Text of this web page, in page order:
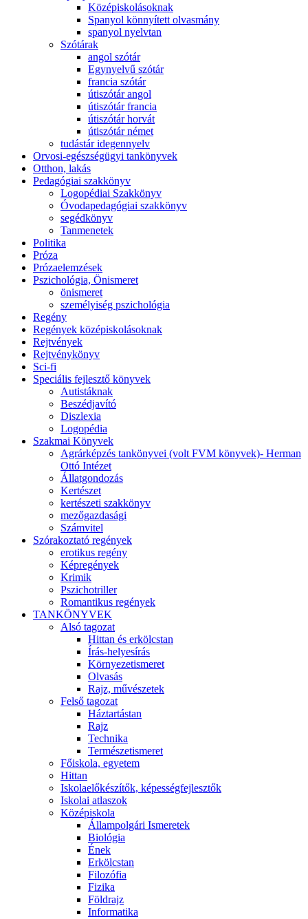
Középiskolásoknak
Spanyol könnyített olvasmány
spanyol nyelvtan
Szótárak
angol szótár
Egynyelvű szótár
francia szótár
útiszótár angol
útiszótár francia
útiszótár horvát
útiszótár német
tudástár idegennyelv
Orvosi-egészségügyi tankönyvek
Otthon, lakás
Pedagógiai szakkönyv
Logopédiai Szakkönyv
Óvodapedagógiai szakkönyv
segédkönyv
Tanmenetek
Politika
Próza
Prózaelemzések
Pszichológia, Önismeret
önismeret
személyiség pszichológia
Regény
Regények középiskolásoknak
Rejtvények
Rejtvénykönyv
Sci-fi
Speciális fejlesztő könyvek
Autistáknak
Beszédjavító
Diszlexia
Logopédia
Szakmai Könyvek
Agrárképzés tankönyvei (volt FVM könyvek)- Herman
Ottó Intézet
Állatgondozás
Kertészet
kertészeti szakkönyv
mezőgazdasági
Számvitel
Szórakoztató regények
erotikus regény
Képregények
Krimik
Pszichotriller
Romantikus regények
TANKÖNYVEK
Alsó tagozat
Hittan és erkölcstan
Írás-helyesírás
Környezetismeret
Olvasás
Rajz, művészetek
Felső tagozat
Háztartástan
Rajz
Technika
Természetismeret
Főiskola, egyetem
Hittan
Iskolaelőkészítők, képességfejlesztők
Iskolai atlaszok
Középiskola
Állampolgári Ismeretek
Biológia
Ének
Erkölcstan
Filozófia
Fizika
Földrajz
Informatika